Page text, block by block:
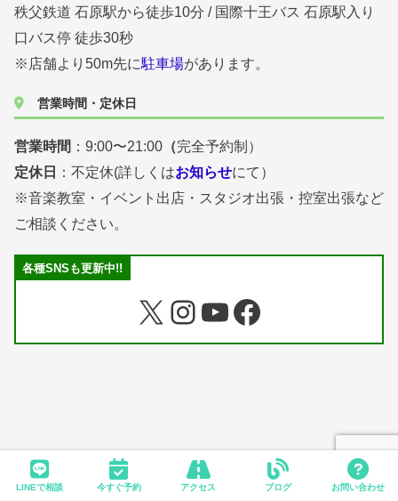
秩父鉄道 石原駅から徒歩10分 / 国際十王バス 石原駅入り
口バス停 徒歩30秒
※店舗より50m先に駐車場があります。
営業時間・定休日
営業時間 ：9:00〜21:00 （完全予約制）
定休日
：不定休(詳しくはお知らせにて）
※音楽教室・イベント出店・スタジオ出張・控室出張など
ご相談ください。
各種SNSも更新中!!
LINEで相談 今すぐ予約 アクセス ブログ お問い合わせ